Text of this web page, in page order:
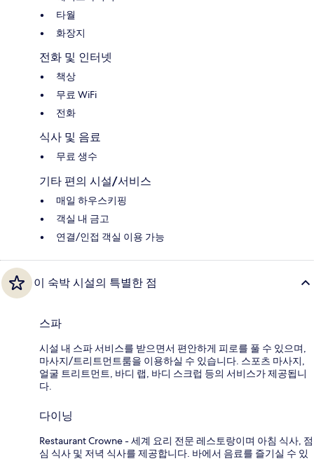
타월
화장지
전화 및 인터넷
책상
무료 WiFi
전화
식사 및 음료
무료 생수
기타 편의 시설/서비스
매일 하우스키핑
객실 내 금고
연결/인접 객실 이용 가능
이 숙박 시설의 특별한 점
스파
시설 내 스파 서비스를 받으면서 편안하게 피로를 풀 수 있으며,
마사지/트리트먼트룸을 이용하실 수 있습니다. 스포츠 마사지,
얼굴 트리트먼트, 바디 랩, 바디 스크럽 등의 서비스가 제공됩니
다.
다이닝
Restaurant Crowne - 세계 요리 전문 레스토랑이며 아침 식사, 점
심 식사 및 저녁 식사를 제공합니다. 바에서 음료를 즐기실 수 있